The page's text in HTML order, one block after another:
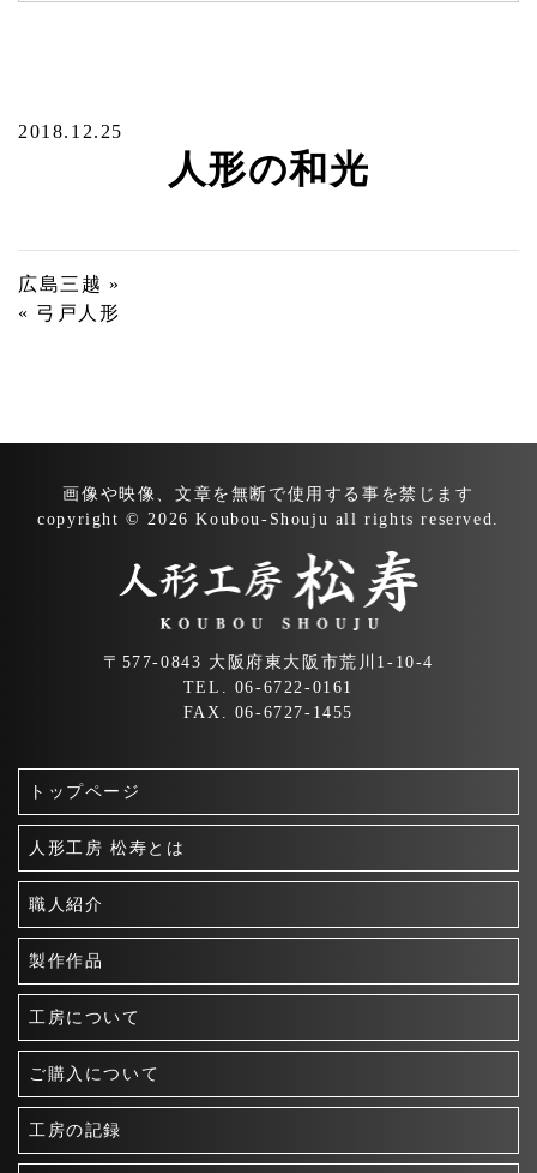
2018.12.25
人形の和光
投
稿
ゲ
シ
広島三越 »
« 弓戸人形
画像や映像、文章を無断で使用する事を禁じます
copyright © 2026 Koubou-Shouju all rights reserved.
〒577-0843 大阪府東大阪市荒川1-10-4
TEL. 06-6722-0161
FAX. 06-6727-1455
トップページ
人形工房 松寿とは
職人紹介
製作作品
工房について
ご購入について
工房の記録